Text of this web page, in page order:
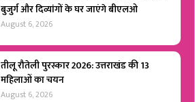
बुजुर्ग और दिव्यांगों के घर जाएंगे बीएलओ
August 6, 2026
तीलू रौतेली पुरस्कार 2026: उत्तराखंड की 13
महिलाओं का चयन
August 6, 2026